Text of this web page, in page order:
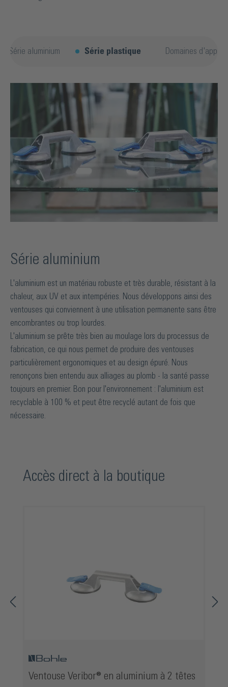
Série aluminium Série plastique Domaines
Série aluminium
L'aluminium est un matériau robuste et très durable, résistant à la
chaleur, aux UV et aux intempéries. Nous développons ainsi des
ventouses qui conviennent à une utilisation permanente sans être
encombrantes ou trop lourdes.
L'aluminium se prête très bien au moulage lors du processus de
fabrication, ce qui nous permet de produire des ventouses
particulièrement ergonomiques et au design épuré. Nous
renonçons bien entendu aux alliages au plomb - la santé passe
toujours en premier. Bon pour l'environnement : l'aluminium est
recyclable à 100 % et peut être recyclé autant de fois que
nécessaire.
Ignorer la galerie de produits
Accès direct à la boutique
Ventouse Veribor® en aluminium à 2 têtes